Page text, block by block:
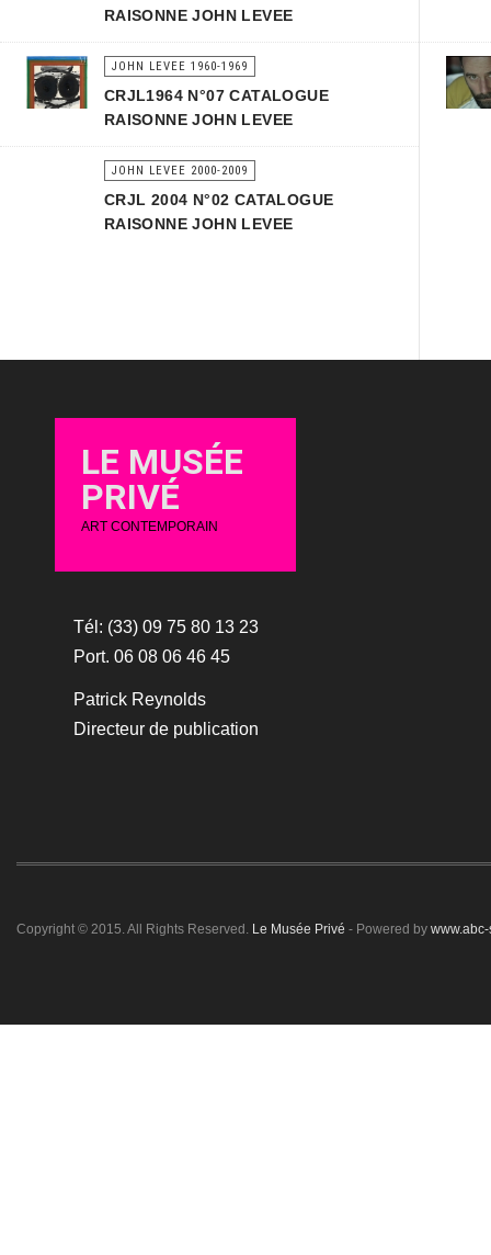
RAISONNE JOHN LEVEE
JOHN LEVEE 1960-1969
CRJL1964 N°07 CATALOGUE
RAISONNE JOHN LEVEE
JOHN LEVEE 2000-2009
CRJL 2004 N°02 CATALOGUE
RAISONNE JOHN LEVEE
LE MUSÉE
PRIVÉ
ART CONTEMPORAIN
Tél: (33) 09 75 80 13 23
Port. 06 08 06 46 45
Patrick Reynolds
Directeur de publication
Copyright © 2015. All Rights Reserved. Le Musée Privé - Powered by